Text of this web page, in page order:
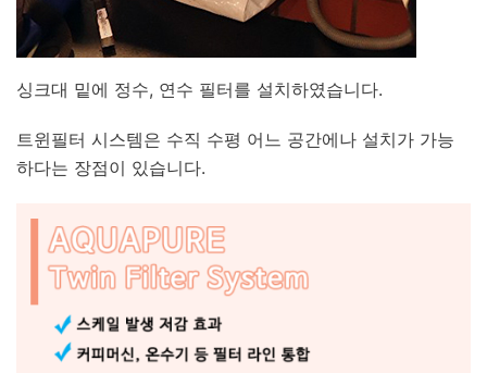
싱크대 밑에 정수, 연수 필터를 설치하였습니다.
트윈필터 시스템은 수직 수평 어느 공간에나 설치가 가능
하다는 장점이 있습니다.